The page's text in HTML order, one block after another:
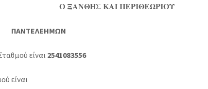
Ο ΞΑΝΘΗΣ ΚΑΙ ΠΕΡΙΘΕΩΡΙΟΥ
είναι 2541083556
είναι